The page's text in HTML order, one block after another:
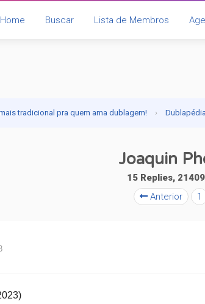
Home Buscar Lista de Membros
tradicional pra quem ama dublagem! › Dublapédia
Joaquin
15 Replies,
Anterior
1